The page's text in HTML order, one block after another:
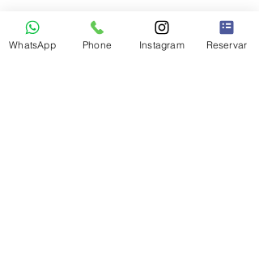
WhatsApp Phone Instagram Reservar